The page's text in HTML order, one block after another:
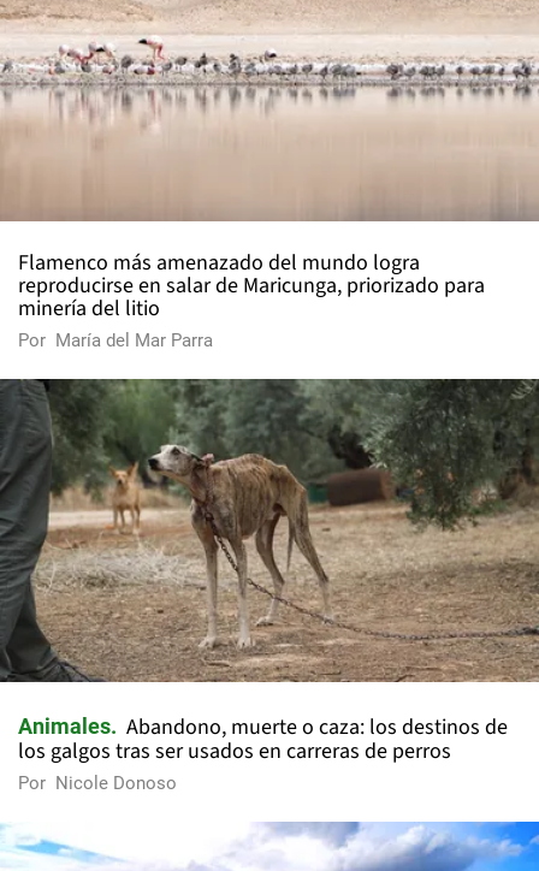
Flamenco más amenazado del mundo logra
reproducirse en salar de Maricunga, priorizado para
minería del litio
Por María del Mar Parra
Animales
Abandono, muerte o caza: los destinos de
los galgos tras ser usados en carreras de perros
Por Nicole Donoso